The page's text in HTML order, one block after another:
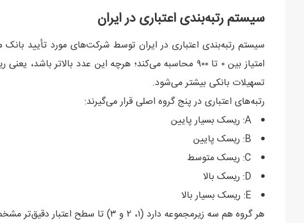
سیستم رتبه‌بندی اعتباری در ایران
سیستم رتبه‌بندی اعتباری در ایران توسط شرکت‌های مورد تأیید
امتیاز بین ۰ تا ۹۰۰ محاسبه می‌کند؛ هرچه این عدد بالاتر
تسهیلات بانکی بیشتر می‌شود.
رتبه‌های اعتباری در پنج گروه اصلی قرار می‌گیرند:
A: ریسک بسیار پایین
B: ریسک پایین
C: ریسک متوسط
D: ریسک بالا
E: ریسک بسیار بالا
هر گروه هم سه زیرمجموعه دارد (۱، ۲ و ۳) تا سطح اعتبار دقیق‌تر مشخص شود.